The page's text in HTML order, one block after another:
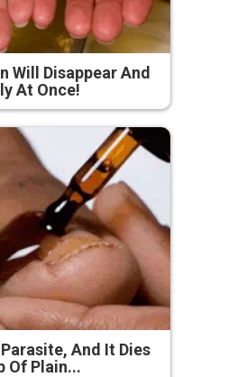
Will Disappear And
At Once!
And It Dies
Of Plain...